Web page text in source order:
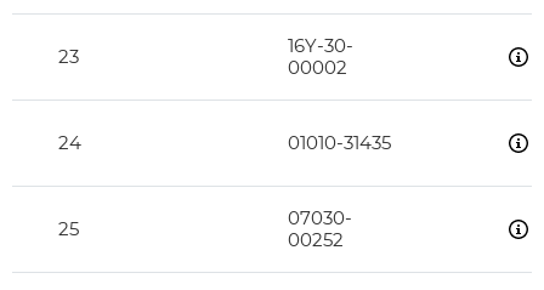
23
16Y-30-
00002
24 01010-31435
25
07030-
00252